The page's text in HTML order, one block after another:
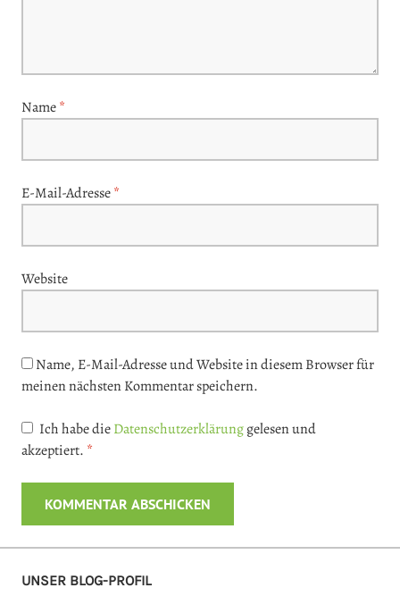
Name*
E-Mail-Adresse*
Website
Name, E-Mail-Adresse und Website in diesem Browser für
meinen nächsten Kommentar speichern.
Ich habe dieDatenschutzerklärunggelesen und
akzeptiert. *
UNSER BLOG-PROFIL